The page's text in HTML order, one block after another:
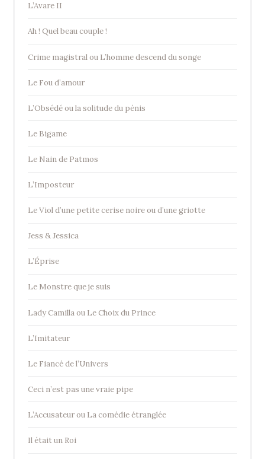
L’Avare II
Ah ! Quel beau couple !
Crime magistral ou L’homme descend du songe
Le Fou d’amour
L’Obsédé ou la solitude du pénis
Le Bigame
Le Nain de Patmos
L’Imposteur
Le Viol d’une petite cerise noire ou d’une griotte
Jess & Jessica
L’Éprise
Le Monstre que je suis
Lady Camilla ou Le Choix du Prince
L’Imitateur
Le Fiancé de l’Univers
Ceci n’est pas une vraie pipe
L’Accusateur ou La comédie étranglée
Il était un Roi